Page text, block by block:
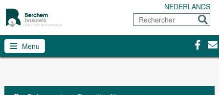
NEDERLANDS
Rechercher
Menu